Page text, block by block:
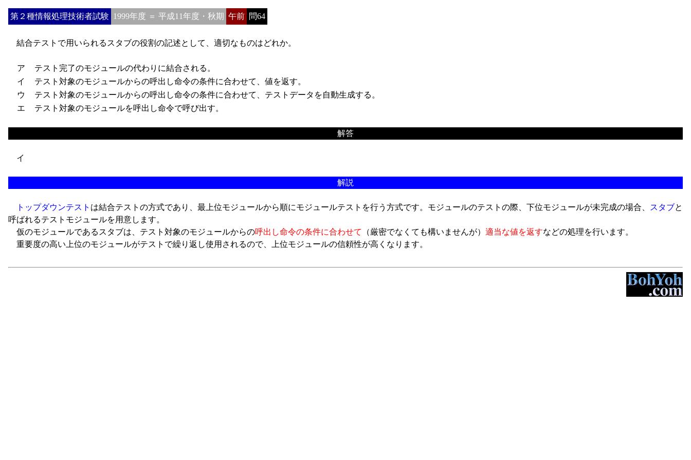
第２種情報処理技術者試験 1999年度 ＝ 平成11年度・秋期 午前 問64
結合テストで用いられるスタブの役割の記述として、適切なものはどれか。
ア
テスト完了のモジュールの代わりに結合される。
イ
テスト対象のモジュールからの呼出し命令の条件に合わせて、値を返す。
ウ
テスト対象のモジュールからの呼出し命令の条件に合わせて、テストデータを自動生成する。
エ
テスト対象のモジュールを呼出し命令で呼び出す。
解答
イ
解説
トップダウンテスト は結合テストの方式であり、最上位モジュールから順にモジュールテストを行う方式です。モジュールのテストの際、下位モジュールが未完成の場合、 スタブと
呼ばれるテストモジュールを用意します。
仮のモジュールであるスタブは、テスト対象のモジュールからの呼出し命令の条件に合わせて （厳密でなくても構いませんが） 適当な値を返すなどの処理を行います。
重要度の高い上位のモジュールがテストで繰り返し使用されるので、上位モジュールの信頼性が高くなります。